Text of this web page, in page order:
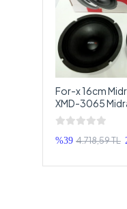
For-x 16cm
XMD-3065
- 200w 100Rms
%39 4.718,59 TL